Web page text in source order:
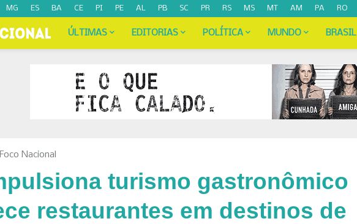
MG ES BA CE PI PE AL PB SC PR RS MS MT AM PA RO
ÚLTIMAS EDITORIAS POLÍTICA MUNDO BRASIL
Nacional
turismo gastronômico
restaurantes em destinos de